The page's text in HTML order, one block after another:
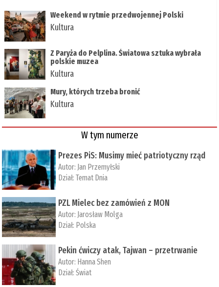
Weekend w rytmie przedwojennej Polski
Kultura
Z Paryża do Pelplina. Światowa sztuka wybrała
polskie muzea
Kultura
Mury, których trzeba bronić
Kultura
W tym numerze
Prezes PiS: Musimy mieć patriotyczny rząd
Autor: Jan Przemyłski
Dział:Temat Dnia
PZL Mielec bez zamówień z MON
Autor: Jarosław Molga
Dział: Polska
Pekin ćwiczy atak, Tajwan – przetrwanie
Autor: ­Hanna Shen
Dział:Świat